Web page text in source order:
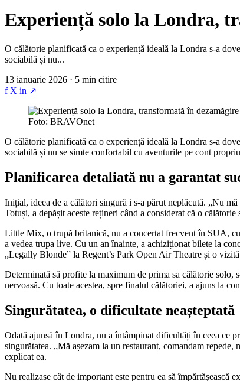
Experiență solo la Londra,
O călătorie planificată ca o experiență ideală la Londra s-a
sociabilă și nu...
13 ianuarie 2026 · 5 min citire
f X in ↗
Foto: BRAVOnet
O călătorie planificată ca o experiență ideală la Londra s-a
sociabilă și nu se simte confortabil cu aventurile pe cont
Planificarea detaliată nu a garantat
Inițial, ideea de a călători singură i s-a părut neplăcută. „Nu
Totuși, a depășit aceste rețineri când a considerat că o
Little Mix, o trupă britanică, nu a concertat frecvent în SUA,
a vedea trupa live. Cu un an înainte, a achiziționat bilete la
„Legally Blonde” la Regent’s Park Open Air Theatre și o
Determinată să profite la maximum de prima sa călătorie solo,
nervoasă. Cu toate acestea, spre finalul călătoriei, a ajuns la
Singurătatea, o dificultate neașteptată
Odată ajunsă în Londra, nu a întâmpinat dificultăți în ceea ce
singurătatea. „Mă așezam la un restaurant, comandam
explicat ea.
Nu realizase cât de important este pentru ea să